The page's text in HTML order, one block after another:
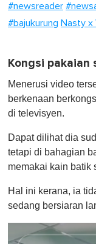
#newsreader
#bajukurung Nasty x
Kongsi pakaian
Menerusi video
berkenaan
di televisyen.
Dapat dilihat dia
tetapi di bahagian
memakai kain batik
Hal ini kerana, ia
sedang bersiaran